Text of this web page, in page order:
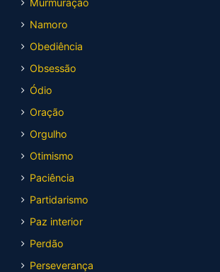
Murmuração
Namoro
Obediência
Obsessão
Ódio
Oração
Orgulho
Otimismo
Paciência
Partidarismo
Paz interior
Perdão
Perseverança